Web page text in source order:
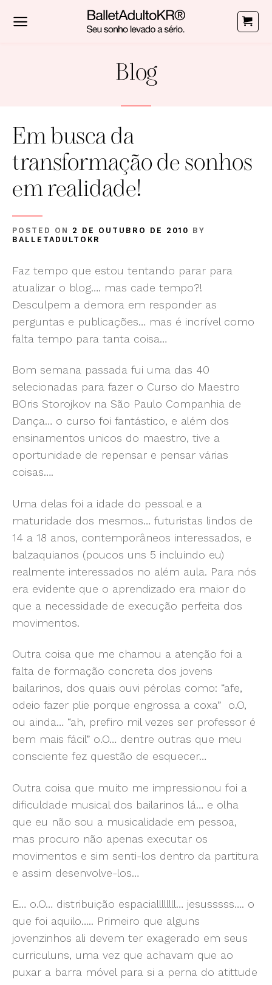
Blog
Em busca da
transformação de sonhos
em realidade!
POSTED ON 2 DE OUTUBRO DE 2010 BY
BALLETADULTOKR
Faz tempo que estou tentando parar para
atualizar o blog…. mas cade tempo?!
Desculpem a demora em responder as
perguntas e publicações… mas é incrível como
falta tempo para tanta coisa…
Bom semana passada fui uma das 40
selecionadas para fazer o Curso do Maestro
BOris Storojkov na São Paulo Companhia de
Dança… o curso foi fantástico, e além dos
ensinamentos unicos do maestro, tive a
oportunidade de repensar e pensar várias
coisas….
Uma delas foi a idade do pessoal e a
maturidade dos mesmos… futuristas lindos de
14 a 18 anos, contemporâneos interessados, e
balzaquianos (poucos uns 5 incluindo eu)
realmente interessados no além aula. Para nós
era evidente que o aprendizado era maior do
que a necessidade de execução perfeita dos
movimentos.
Outra coisa que me chamou a atenção foi a
falta de formação concreta dos jovens
bailarinos, dos quais ouvi pérolas como: “afe,
odeio fazer plie porque engrossa a coxa” o.O,
ou ainda… “ah, prefiro mil vezes ser professor é
bem mais fácil” o.O… dentre outras que meu
consciente fez questão de esquecer…
Outra coisa que muito me impressionou foi a
dificuldade musical dos bailarinos lá… e olha
que eu não sou a musicalidade em pessoa,
mas procuro não apenas executar os
movimentos e sim senti-los dentro da partitura
e assim desenvolve-los…
E… o.O… distribuição espaciallllllll… jesusssss…. o
que foi aquilo….. Primeiro que alguns
jovenzinhos ali devem ter exagerado em seus
curriculuns, uma vez que achavam que ao
puxar a barra móvel para si a perna do atittude